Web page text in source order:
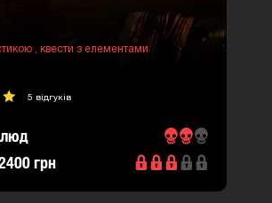
, квести з елементами
5 відгуків
грн